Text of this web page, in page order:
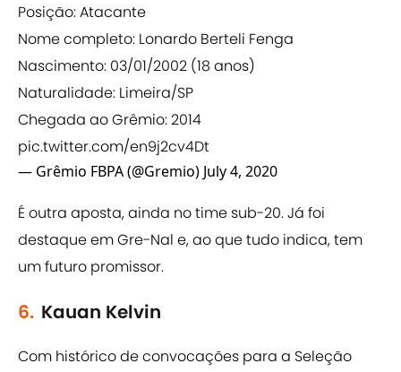
Posição: Atacante
Nome completo: Lonardo Berteli Fenga
Nascimento: 03/01/2002 (18 anos)
Naturalidade: Limeira/SP
Chegada ao Grêmio: 2014
pic.twitter.com/en9j2cv4Dt
— Grêmio FBPA (@Gremio) July 4, 2020
É outra aposta, ainda no time sub-20. Já foi
destaque em Gre-Nal e, ao que tudo indica, tem
um futuro promissor.
6. Kauan Kelvin
Com histórico de convocações para a Seleção